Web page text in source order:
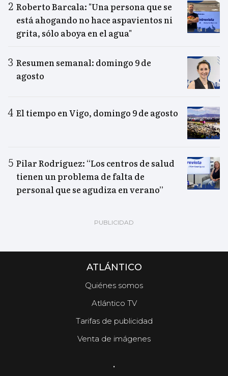
Roberto Barcala: "Una persona que se
está ahogando no hace aspavientos ni
grita, sólo aboya en el agua"
Resumen semanal: domingo 9 de
agosto
El tiempo en Vigo, domingo 9 de agosto
Pilar Rodríguez: “Los centros de salud
tienen un problema de falta de
personal que se agudiza en verano”
ATLÁNTICO
Quiénes somos
Atlántico TV
Tarifas de publicidad
Venta de imágenes
.